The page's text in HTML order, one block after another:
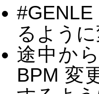
るよう
途中か
BPM 変